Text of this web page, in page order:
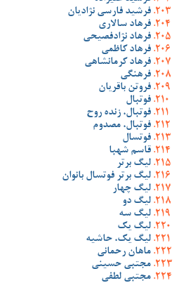
فرشید فارسی نژادیان
فرهاد سالاری
فرهاد نژادفصیحی
فرهاد کاظمی
فرهاد کرمانشاهی
فرهنگی
فروتن باقریان
فوتبال
فوتبال، زنده روح
فوتبال، مصدوم
فوتسال
قاسم شهبا
لیگ برتر
لیگ برتر فوتسال بانوان
لیگ چهار
لیگ دو
لیگ سه
لیگ یک
لیگ یک، حاشیه
ماهان رحمانی
مجتبی حسینی
مجتبی لطفی